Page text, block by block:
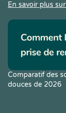
En savoir plus
Comparatif des
douces de 2026